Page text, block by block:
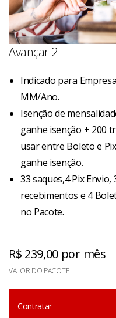
Avançar 2
Indicado para
MM/Ano.
Isenção de
ganhe isenção + 200
usar entre Boleto e
ganhe isenção.
33 saques,4 Pix Envio,
recebimentos e 4
no Pacote.
R$ 239,00 por mês
VALOR DO PACOTE
Contratar